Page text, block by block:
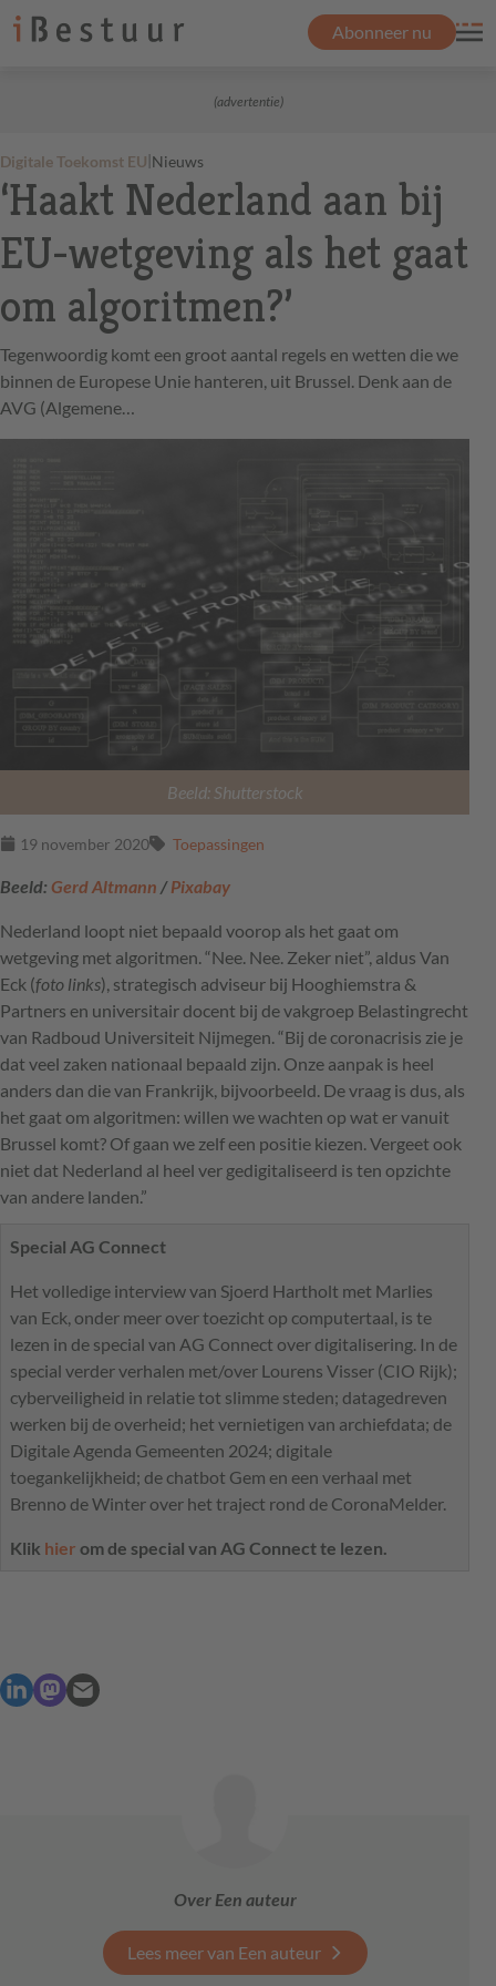
Abonneer nu
(advertentie)
Digitale Toekomst EU|Nieuws
‘Haakt Nederland aan bij
EU-wetgeving als het gaat
om algoritmen?’
Tegenwoordig komt een groot aantal regels en wetten die we
binnen de Europese Unie hanteren, uit Brussel. Denk aan de
AVG (Algemene…
Beeld: Shutterstock
19 november 2020 Toepassingen
Beeld: Gerd Altmann /Pixabay
Nederland loopt niet bepaald voorop als het gaat om
wetgeving met algoritmen. “Nee. Nee. Zeker niet”, aldus Van
Eck (foto links), strategisch adviseur bij Hooghiemstra &
Partners en universitair docent bij de vakgroep Belastingrecht
van Radboud Universiteit Nijmegen. “Bij de coronacrisis zie je
dat veel zaken nationaal bepaald zijn. Onze aanpak is heel
anders dan die van Frankrijk, bijvoorbeeld. De vraag is dus, als
het gaat om algoritmen: willen we wachten op wat er vanuit
Brussel komt? Of gaan we zelf een positie kiezen. Vergeet ook
niet dat Nederland al heel ver gedigitaliseerd is ten opzichte
van andere landen.”
Special AG Connect
Het volledige interview van Sjoerd Hartholt met Marlies
van Eck, onder meer over toezicht op computertaal, is te
lezen in de special van AG Connect over digitalisering. In de
special verder verhalen met/over Lourens Visser (CIO Rijk);
cyberveiligheid in relatie tot slimme steden; datagedreven
werken bij de overheid; het vernietigen van archiefdata; de
Digitale Agenda Gemeenten 2024; digitale
toegankelijkheid; de chatbot Gem en een verhaal met
Brenno de Winter over het traject rond de CoronaMelder.
Klik hier om de special van AG Connect te lezen.
Over Een auteur
Lees meer van Een auteur